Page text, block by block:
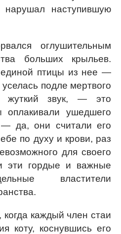
нарушал наступившую
оглушительным
больших крыльев.
птицы из нее —
подле мертвого
жуткий звук, — это
оплакивали ушедшего
да, они считали его
по духу и крови, раз
для своего
эти гордые и важные
властители
каждый член стаи
коту, коснувшись его